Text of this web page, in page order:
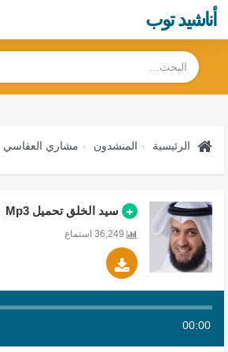
أناشيد توب
الرئيسية المنشدون مشاري العفاسي
سيد الخلق تحميل Mp3
00:00